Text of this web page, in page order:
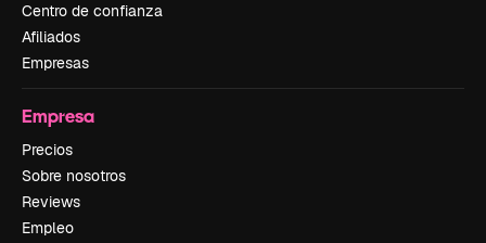
Centro de confianza
Afiliados
Empresas
Empresa
Precios
Sobre nosotros
Reviews
Empleo